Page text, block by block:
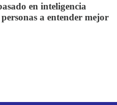
en inteligencia
a entender mejor